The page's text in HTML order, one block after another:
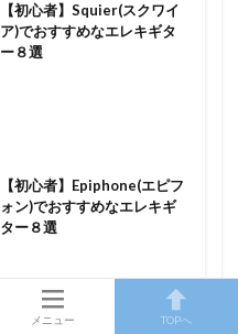
【初心者】Squier(スクワイ
ア)でおすすめなエレキギタ
ー８選
【初心者】Epiphone(エピフ
ォン)でおすすめなエレキギ
ター８選
メニュー TOPへ